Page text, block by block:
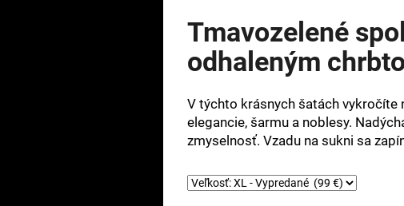
produktu
z
hviezdičiek.
Tmavozelené
odhaleným
V týchto krásnych šatách
elegancie, šarmu a noblesy.
zmyselnosť. Vzadu na sukni sa